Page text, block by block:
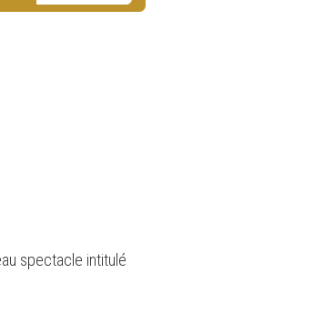
spectacle intitulé